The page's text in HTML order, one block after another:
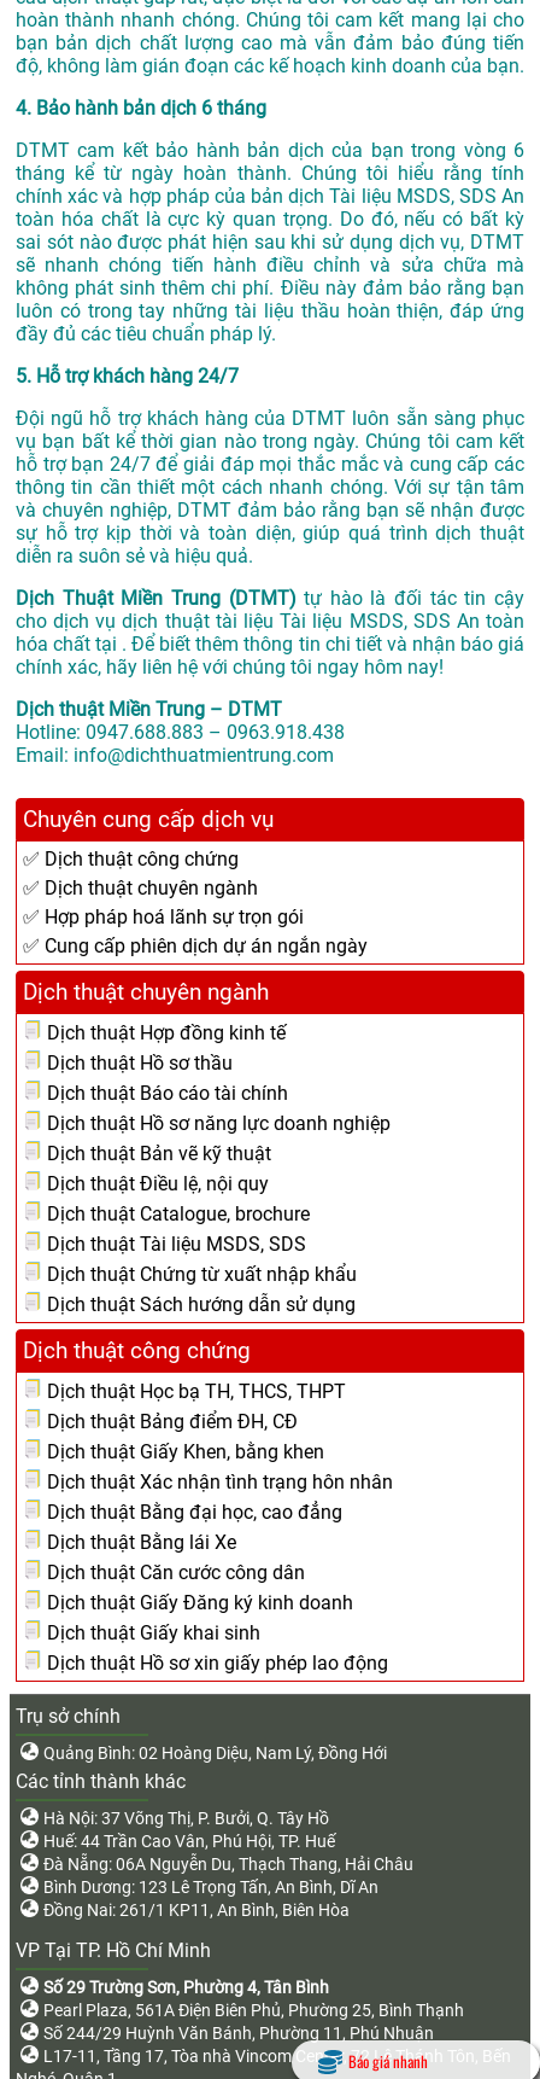
hoàn thành nhanh chóng. Chúng tôi cam kết mang lại cho
bạn bản dịch chất lượng cao mà vẫn đảm bảo đúng tiến
độ, không làm gián đoạn các kế hoạch kinh doanh của bạn.
4. Bảo hành bản dịch 6 tháng
DTMT cam kết bảo hành bản dịch của bạn trong vòng 6
tháng kể từ ngày hoàn thành. Chúng tôi hiểu rằng tính
chính xác và hợp pháp của bản dịch Tài liệu MSDS, SDS An
toàn hóa chất là cực kỳ quan trọng. Do đó, nếu có bất kỳ
sai sót nào được phát hiện sau khi sử dụng dịch vụ, DTMT
sẽ nhanh chóng tiến hành điều chỉnh và sửa chữa mà
không phát sinh thêm chi phí. Điều này đảm bảo rằng bạn
luôn có trong tay những tài liệu thầu hoàn thiện, đáp ứng
đầy đủ các tiêu chuẩn pháp lý.
5. Hỗ trợ khách hàng 24/7
Đội ngũ hỗ trợ khách hàng của DTMT luôn sẵn sàng phục
vụ bạn bất kể thời gian nào trong ngày. Chúng tôi cam kết
hỗ trợ bạn 24/7 để giải đáp mọi thắc mắc và cung cấp các
thông tin cần thiết một cách nhanh chóng. Với sự tận tâm
và chuyên nghiệp, DTMT đảm bảo rằng bạn sẽ nhận được
sự hỗ trợ kịp thời và toàn diện, giúp quá trình dịch thuật
diễn ra suôn sẻ và hiệu quả.
Dịch Thuật Miền Trung (DTMT) tự hào là đối tác tin cậy
cho dịch vụ dịch thuật tài liệu Tài liệu MSDS, SDS An toàn
hóa chất tại . Để biết thêm thông tin chi tiết và nhận báo giá
chính xác, hãy liên hệ với chúng tôi ngay hôm nay!
Dịch thuật Miền Trung – DTMT
Hotline: 0947.688.883 – 0963.918.438
Email: info@dichthuatmientrung.com
Chuyên cung cấp dịch vụ
✅ Dịch thuật công chứng
✅ Dịch thuật chuyên ngành
✅ Hợp pháp hoá lãnh sự trọn gói
✅ Cung cấp phiên dịch dự án ngắn ngày
Dịch thuật chuyên ngành
Dịch thuật Hợp đồng kinh tế
Dịch thuật Hồ sơ thầu
Dịch thuật Báo cáo tài chính
Dịch thuật Hồ sơ năng lực doanh nghiệp
Dịch thuật Bản vẽ kỹ thuật
Dịch thuật Điều lệ, nội quy
Dịch thuật Catalogue, brochure
Dịch thuật Tài liệu MSDS, SDS
Dịch thuật Chứng từ xuất nhập khẩu
Dịch thuật Sách hướng dẫn sử dụng
Dịch thuật công chứng
Dịch thuật Học bạ TH, THCS, THPT
Dịch thuật Bảng điểm ĐH, CĐ
Dịch thuật Giấy Khen, bằng khen
Dịch thuật Xác nhận tình trạng hôn nhân
Dịch thuật Bằng đại học, cao đẳng
Dịch thuật Bằng lái Xe
Dịch thuật Căn cước công dân
Dịch thuật Giấy Đăng ký kinh doanh
Dịch thuật Giấy khai sinh
Dịch thuật Hồ sơ xin giấy phép lao động
Trụ sở chính
Quảng Bình: 02 Hoàng Diệu, Nam Lý, Đồng Hới
Các tỉnh thành khác
Hà Nội: 37 Võng Thị, P. Bưởi, Q. Tây Hồ
Huế: 44 Trần Cao Vân, Phú Hội, TP. Huế
Đà Nẵng: 06A Nguyễn Du, Thạch Thang, Hải Châu
Bình Dương: 123 Lê Trọng Tấn, An Bình, Dĩ An
Đồng Nai: 261/1 KP11, An Bình, Biên Hòa
VP Tại TP. Hồ Chí Minh
Số 29 Trường Sơn, Phường 4, Tân Bình
Pearl Plaza, 561A Điện Biên Phủ, Phường 25, Bình Thạnh
Số 244/29 Huỳnh Văn Bánh, Phường 11, Phú Nhuận
L17-11, Tầng 17, Tòa nhà Vincom Center, 72 Lê Thánh Tôn, Bến
Báo giá nhanh